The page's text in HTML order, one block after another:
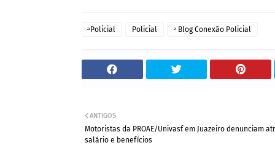
ͣ Policial Policial ᶻ Blog Conexão Policial
ANTIGOS
Motoristas da PROAE/Univasf em Juazeiro denunciam
salário e benefícios